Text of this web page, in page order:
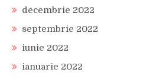
decembrie 2022
septembrie 2022
iunie 2022
ianuarie 2022